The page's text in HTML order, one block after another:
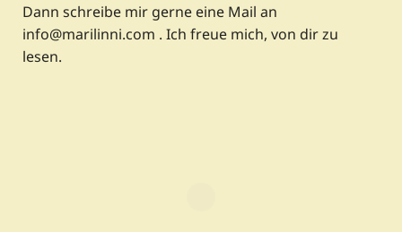
Dann schreibe mir gerne eine Mail an
info@marilinni.com . Ich freue mich, von dir zu
lesen.